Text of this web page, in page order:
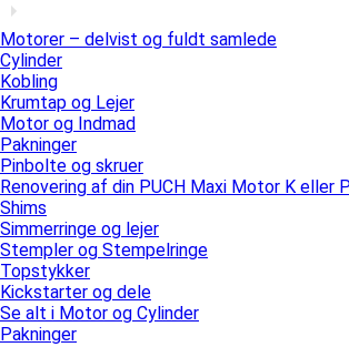
Motorer – delvist og fuldt samlede
Cylinder
Kobling
Krumtap og Lejer
Motor og Indmad
Pakninger
Pinbolte og skruer
Renovering af din PUCH Maxi Motor K eller
Shims
Simmerringe og lejer
Stempler og Stempelringe
Topstykker
Kickstarter og dele
Se alt i Motor og Cylinder
Pakninger